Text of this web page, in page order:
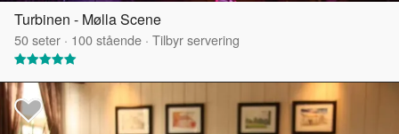
Turbinen - Mølla Scene
50seter · 100stående · Tilbyr servering